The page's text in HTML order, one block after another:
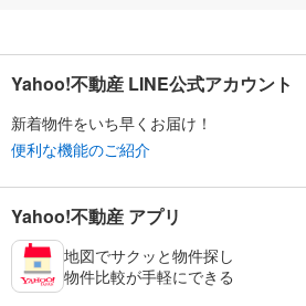
Yahoo!不動産 LINE公式アカウント
新着物件をいち早くお届け！
便利な機能のご紹介
Yahoo!不動産 アプリ
地図でサクッと物件探し
物件比較が手軽にできる